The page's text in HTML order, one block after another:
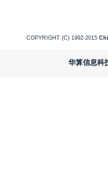
COPYRIGHT (C) 1992-2015
华算信息科